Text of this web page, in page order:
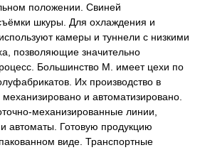
положении. Свиней
шкуры. Для охлаждения и
камеры и туннели с низкими
позволяющие значительно
Большинство М. имеет цехи по
Их производство в
и автоматизировано.
механизированные линии,
автоматы. Готовую продукцию
виде. Транспортные